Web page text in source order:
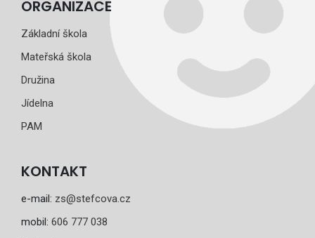
ORGANIZACE
Základní škola
Mateřská škola
Družina
Jídelna
PAM
KONTAKT
e-mail: zs@stefcova.cz
mobil: 606 777 038